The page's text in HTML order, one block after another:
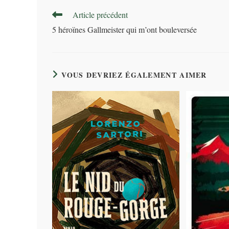
Read
articles
Article précédent
5 héroïnes Gallmeister qui m’ont bouleversée
VOUS DEVRIEZ ÉGALEMENT AIMER